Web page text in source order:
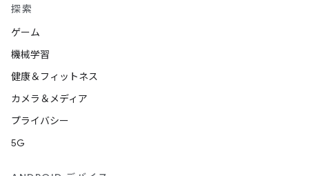
探索
ゲーム
機械学習
健康＆フィットネス
カメラ＆メディア
プライバシー
5G